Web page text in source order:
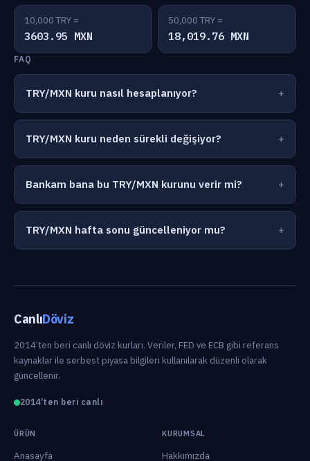
10,000 TRY =
3603.95 MXN
50,000 TRY =
18,019.76 MXN
FAQ
TRY/MXN kuru nasıl hesaplanıyor?
TRY/MXN kuru neden sürekli değişiyor?
Bankam bana bu TRY/MXN kurunu verir mi?
TRY/MXN hafta sonu güncelleniyor mu?
CanlıDöviz
2014’ten beri canlı döviz kurları. Veriler, FED ve ECB gibi referans
kaynaklar ile serbest piyasa bilgileri kullanılarak düzenli olarak
güncellenir.
2014’ten beri canlı
ÜRÜN
Anasayfa
KURUMSAL
Hakkımızda